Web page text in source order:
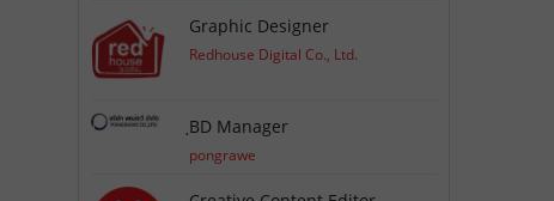
Graphic Designer
Redhouse Digital Co., Ltd.
ฺBD Manager
pongrawe